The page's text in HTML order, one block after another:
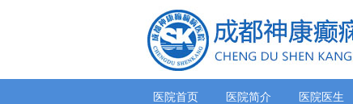
医院首页 医院简介 医院医生